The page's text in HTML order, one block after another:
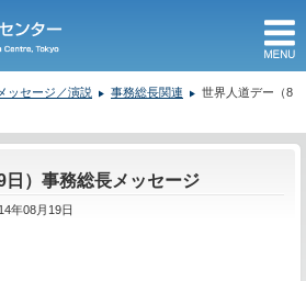
メッセージ／演説 事務総長関連
世界人道デー（8
）事務総長メッセージ
年08月19日